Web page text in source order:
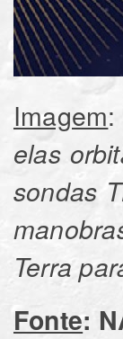
Imagem:
elas
sondas
Terra
Fonte: